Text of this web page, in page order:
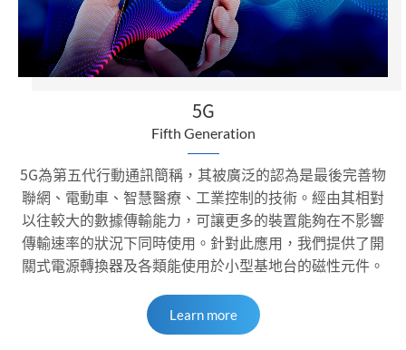
5G
Fifth Generation
5G為第五代行動通訊簡稱，其被廣泛的認為是最後完善物
聯網、電動車、智慧醫療、工業控制的技術。經由其相對
以往較大的數據傳輸能力，可讓更多的裝置能夠在不影響
傳輸速率的狀況下同時使用。針對此應用，我們提供了開
關式電源轉換器及各類能使用於小型基地台的磁性元件。
Learn more